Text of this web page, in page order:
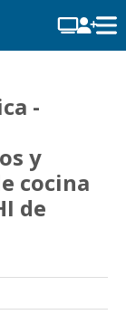
-
y
cocina
de